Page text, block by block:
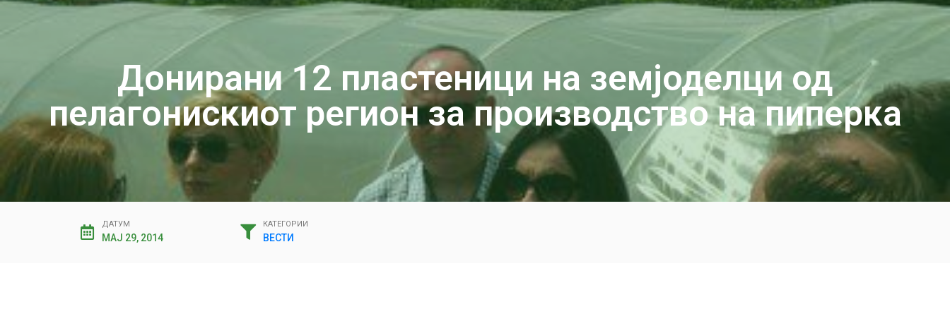
Донирани 12 пластеници на земјоделци од
пелагонискиот регион за производство на пиперка
ДАТУМ
МАЈ 29, 2014
КАТЕГОРИИ
ВЕСТИ